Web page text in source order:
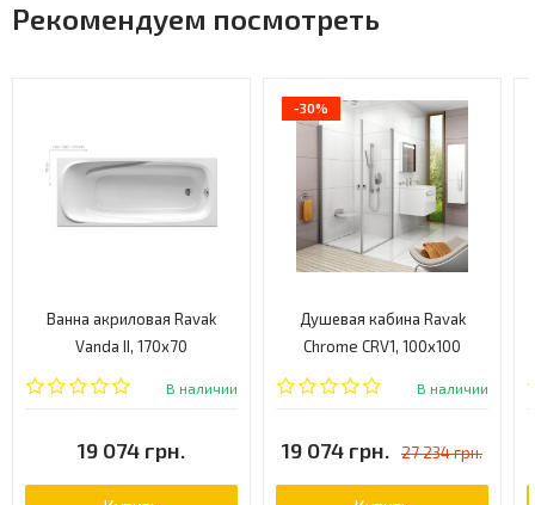
Рекомендуем посмотреть
Ванна акриловая Ravak
Vanda II, 170x70
(CP21000000)
В наличии
19 074 грн.
-30%
Душевая кабина Ravak
Chrome CRV1, 100x100
(1QVA0C01Z1)
В наличии
19 074 грн. 27 234 грн.